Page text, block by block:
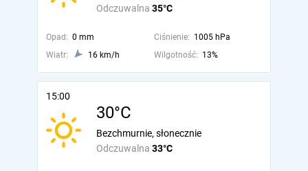
Odczuwalna 35°C
Opad: 0 mm Ciśnienie: 1005 hPa
Wiatr:
16 km/h Wilgotność: 13%
15:00
30°C
Odczuwalna 33°C
Bezchmurnie, słonecznie